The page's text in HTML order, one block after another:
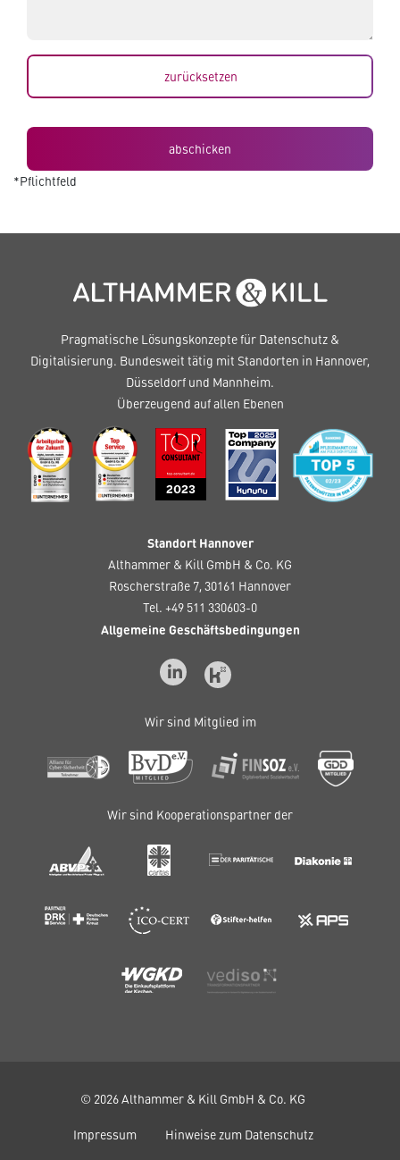
zurücksetzen
*Pflichtfeld
Pragmatische Lösungskonzepte für Datenschutz &
Digitalisierung. Bundesweit tätig mit Standorten in Hannover,
Düsseldorf und Mannheim.
Überzeugend auf allen Ebenen
Standort Hannover
Althammer & Kill GmbH & Co. KG
Roscherstraße 7, 30161 Hannover
Tel. +49 511 330603-0
Allgemeine Geschäftsbedingungen
Wir sind Mitglied im
Wir sind Kooperationspartner der
© 2026 Althammer & Kill GmbH & Co. KG
Impressum Hinweise zum Datenschutz